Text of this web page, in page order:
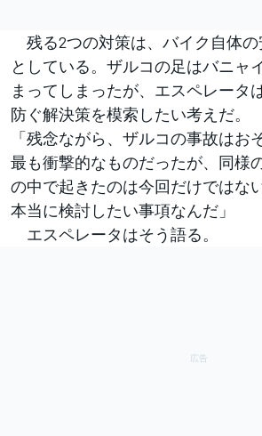
残る2つの対策は、バイク自体
としている。ザルコの足はバニャ
まってしまったが、エスペレータ
防ぐ解決策を模索したい考えだ。
「残念ながら、ザルコの事故はお
最も衝撃的なものだったが、同様
の中で起きたのは今回だけではな
本当に検討したい事項なんだ」
エスペレータはそう語る。